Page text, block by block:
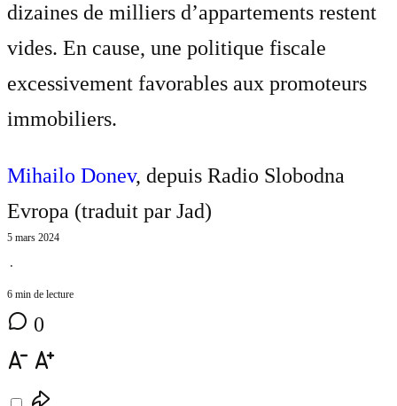
dizaines de milliers d’appartements restent
vides. En cause, une politique fiscale
excessivement favorables aux promoteurs
immobiliers.
Mihailo Donev, depuis Radio Slobodna
Evropa (traduit par Jad)
5 mars 2024
⋅
6 min de lecture
0